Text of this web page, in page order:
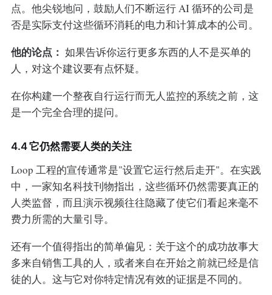
点。他尖锐地问，鼓励人们不断运行 AI 循环的公司是
否是实际支付这些循环消耗的电力和计算成本的公司。
他的论点： 如果告诉你运行更多东西的人不是买单的
人，对这个建议要有点怀疑。
在你构建一个整夜自行运行而无人监控的系统之前，这
是一个完全合理的提问。
4.4 它仍然需要人类的关注
Loop 工程的宣传通常是"设置它运行然后走开"。在实践
中，一家知名科技刊物指出，这些循环仍然需要真正的
人类监督，而且演示视频往往隐藏了使它们看起来毫不
费力所需的大量引导。
还有一个值得指出的简单偏见：关于这个的成功故事大
多来自销售工具的人，或者来自在开始之前就已经是信
徒的人。这与它对你特定情况有效的证据是不同的。